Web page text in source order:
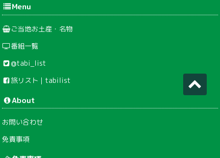
Menu
ご当地お土産・名物
番組一覧
@tabi_list
旅リスト｜tabilist
About
お問い合わせ
免責事項